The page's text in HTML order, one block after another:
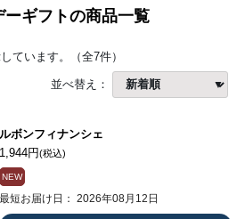
ーギフトの商品一覧
ています。（全7件）
並べ替え：
ルボンフィナンシェ
1,944円(税込)
NEW
最短お届け日： 2026年08月12日